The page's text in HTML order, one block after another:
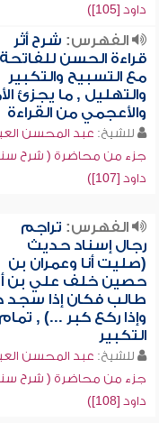
داود [105])
الفهرس: شرح أثر
قراءة الحسن للفاتحة
مع التسبيح والتكبير
والتهليل , ما يجزئ
والأعجمي من القراءة
للشيخ: عبد المحسن
جزء من محاضرة ( شرح
داود [107])
الفهرس: تراجم
رجال إسناد حديث
(صليت أنا وعمران بن
حصين خلف علي بن
طالب فكان إذا سجد
وإذا ركع كبر ...) , تمام
التكبير
للشيخ: عبد المحسن
جزء من محاضرة ( شرح
داود [108])